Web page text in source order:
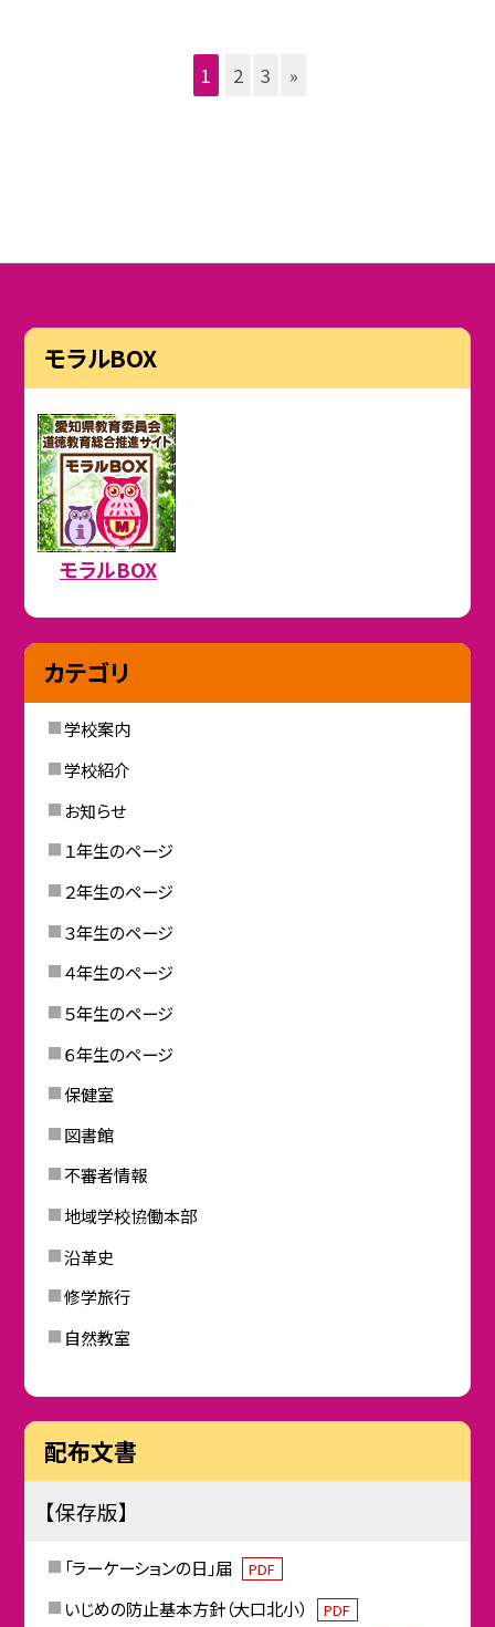
1 2 3 »
モラルBOX
モラルBOX
カテゴリ
学校案内
学校紹介
お知らせ
１年生のページ
２年生のページ
３年生のページ
４年生のページ
５年生のページ
６年生のページ
保健室
図書館
不審者情報
地域学校協働本部
沿革史
修学旅行
自然教室
配布文書
【保存版】
「ラーケーションの日」届 PDF
いじめの防止基本方針（大口北小） PDF